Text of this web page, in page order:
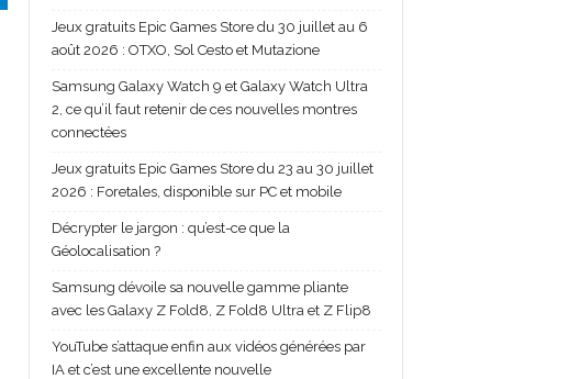
Jeux gratuits Epic Games Store du 30 juillet au 6
août 2026 : OTXO, Sol Cesto et Mutazione
Samsung Galaxy Watch 9 et Galaxy Watch Ultra
2, ce qu’il faut retenir de ces nouvelles montres
connectées
Jeux gratuits Epic Games Store du 23 au 30 juillet
2026 : Foretales, disponible sur PC et mobile
Décrypter le jargon : qu’est-ce que la
Géolocalisation ?
Samsung dévoile sa nouvelle gamme pliante
avec les Galaxy Z Fold8, Z Fold8 Ultra et Z Flip8
YouTube s’attaque enfin aux vidéos générées par
IA et c’est une excellente nouvelle